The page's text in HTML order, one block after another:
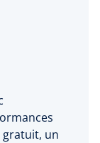
gratuit, un